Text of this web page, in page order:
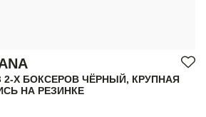
2-Х БОКСЕРОВ ЧЁРНЫЙ, КРУПНАЯ
НА РЕЗИНКЕ